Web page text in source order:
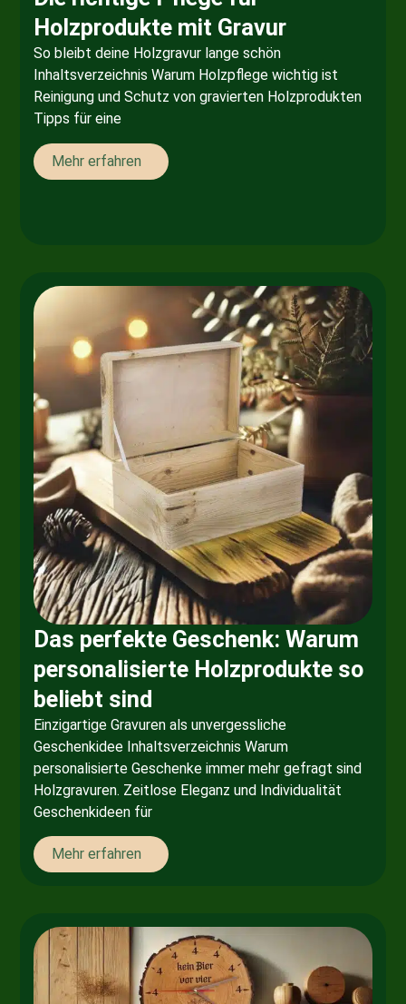
Holzprodukte mit Gravur
So bleibt deine Holzgravur lange schön
Inhaltsverzeichnis Warum Holzpflege wichtig ist
Reinigung und Schutz von gravierten Holzprodukten
Tipps für eine
Mehr erfahren
Das perfekte Geschenk: Warum
personalisierte Holzprodukte so
beliebt sind
Einzigartige Gravuren als unvergessliche
Geschenkidee Inhaltsverzeichnis Warum
personalisierte Geschenke immer mehr gefragt sind
Holzgravuren. Zeitlose Eleganz und Individualität
Geschenkideen für
Mehr erfahren